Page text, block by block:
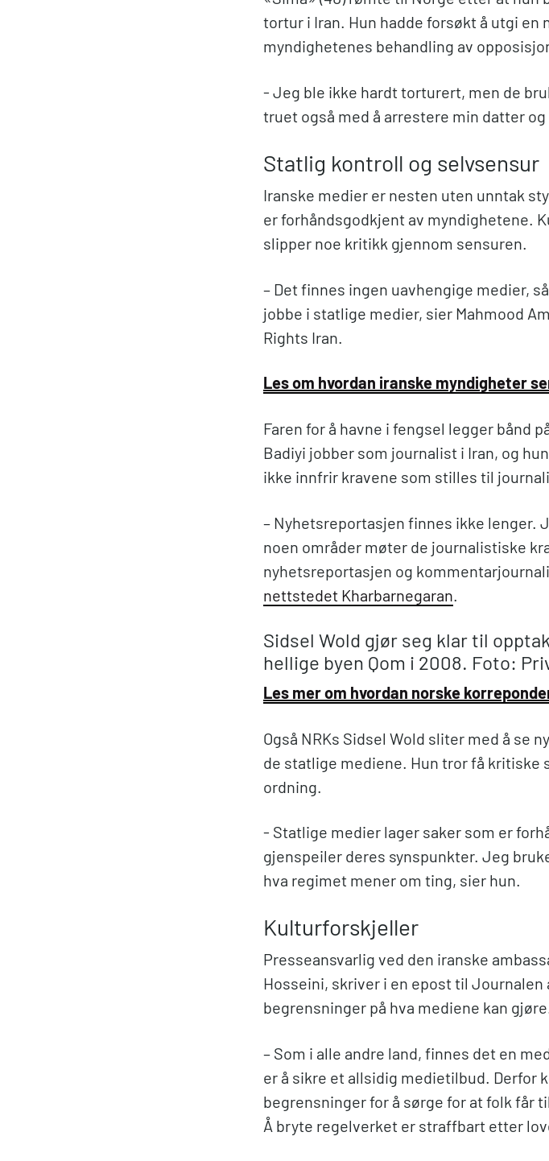
tortur i Iran. Hun hadde forsøkt å utgi
myndighetenes behandling av
- Jeg ble ikke hardt torturert, men de
truet også med å arrestere min datter
Statlig kontroll og selvsensur
Iranske medier er nesten uten unntak
er forhåndsgodkjent av myndighetene.
slipper noe kritikk gjennom sensuren.
– Det finnes ingen uavhengige medier,
jobbe i statlige medier, sier Mahmood
Rights Iran.
Les om hvordan iranske myndigheter
Faren for å havne i fengsel legger bånd
Badiyi jobber som journalist i Iran, og
ikke innfrir kravene som stilles til
– Nyhetsreportasjen finnes ikke lenger.
noen områder møter de journalistiske
nyhetsreportasjen og
nettstedet Kharbarnegaran.
Sidsel Wold gjør seg klar til
hellige byen Qom i 2008. Foto:
Les mer om hvordan norske
Også NRKs Sidsel Wold sliter med å se
de statlige mediene. Hun tror få kritiske
ordning.
- Statlige medier lager saker som er
gjenspeiler deres synspunkter. Jeg
hva regimet mener om ting, sier hun.
Kulturforskjeller
Presseansvarlig ved den iranske
Hosseini, skriver i en epost til
begrensninger på hva mediene kan
– Som i alle andre land, finnes det en
er å sikre et allsidig medietilbud. Derfor
begrensninger for å sørge for at folk får
Å bryte regelverket er straffbart etter